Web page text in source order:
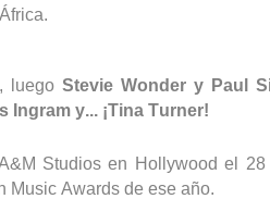
, luego Stevie Wonder y Paul
Ingram y... ¡Tina Turner!
Studios en Hollywood el
Music Awardsde ese año.